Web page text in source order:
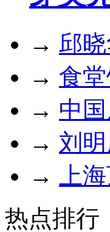
→ 邱
→ 食
→ 中
→ 刘
→
上
热点排行